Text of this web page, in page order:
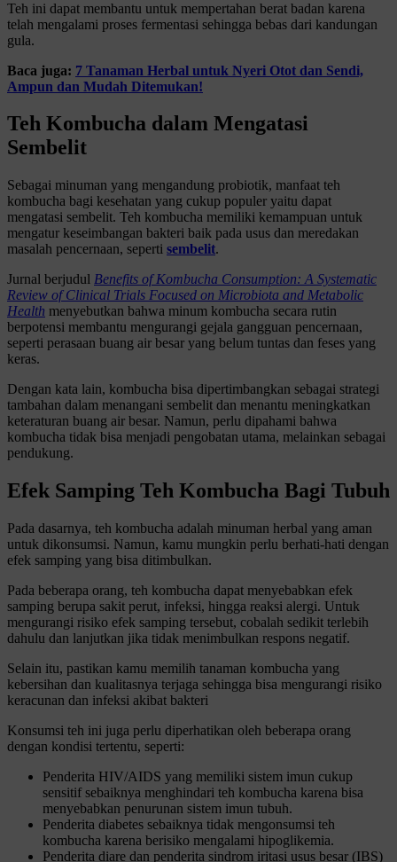
Teh ini dapat membantu untuk mempertahan berat badan karena
telah mengalami proses fermentasi sehingga bebas dari kandungan
gula.
Baca juga: 7 Tanaman Herbal untuk Nyeri Otot dan Sendi,
Ampun dan Mudah Ditemukan!
Teh Kombucha dalam Mengatasi
Sembelit
Sebagai minuman yang mengandung probiotik, manfaat teh
kombucha bagi kesehatan yang cukup populer yaitu dapat
mengatasi sembelit. Teh kombucha memiliki kemampuan untuk
mengatur keseimbangan bakteri baik pada usus dan meredakan
masalah pencernaan, seperti sembelit.
Jurnal berjudul Benefits of Kombucha Consumption: A Systematic
Review of Clinical Trials Focused on Microbiota and Metabolic
Health menyebutkan bahwa minum kombucha secara rutin
berpotensi membantu mengurangi gejala gangguan pencernaan,
seperti perasaan buang air besar yang belum tuntas dan feses yang
keras.
Dengan kata lain, kombucha bisa dipertimbangkan sebagai strategi
tambahan dalam menangani sembelit dan menantu meningkatkan
keteraturan buang air besar. Namun, perlu dipahami bahwa
kombucha tidak bisa menjadi pengobatan utama, melainkan sebagai
pendukung.
Efek Samping Teh Kombucha Bagi Tubuh
Pada dasarnya, teh kombucha adalah minuman herbal yang aman
untuk dikonsumsi. Namun, kamu mungkin perlu berhati-hati dengan
efek samping yang bisa ditimbulkan.
Pada beberapa orang, teh kombucha dapat menyebabkan efek
samping berupa sakit perut, infeksi, hingga reaksi alergi. Untuk
mengurangi risiko efek samping tersebut, cobalah sedikit terlebih
dahulu dan lanjutkan jika tidak menimbulkan respons negatif.
Selain itu, pastikan kamu memilih tanaman kombucha yang
kebersihan dan kualitasnya terjaga sehingga bisa mengurangi risiko
keracunan dan infeksi akibat bakteri
Konsumsi teh ini juga perlu diperhatikan oleh beberapa orang
dengan kondisi tertentu, seperti:
Penderita HIV/AIDS yang memiliki sistem imun cukup
sensitif sebaiknya menghindari teh kombucha karena bisa
menyebabkan penurunan sistem imun tubuh.
Penderita diabetes sebaiknya tidak mengonsumsi teh
kombucha karena berisiko mengalami hipoglikemia.
Penderita diare dan penderita sindrom iritasi usus besar (IBS)